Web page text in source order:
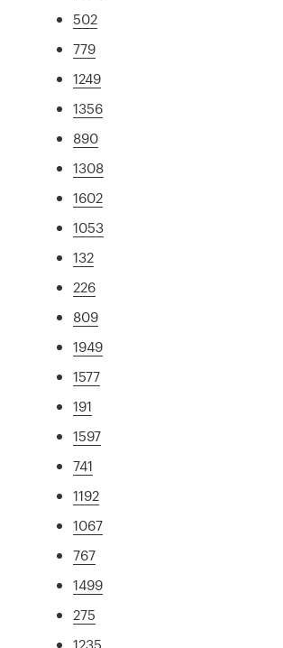
502
779
1249
1356
890
1308
1602
1053
132
226
809
1949
1577
191
1597
741
1192
1067
767
1499
275
1235